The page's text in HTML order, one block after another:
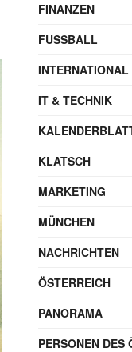
FINANZEN
FUSSBALL
INTERNATIONAL
IT & TECHNIK
KLATSCH
MARKETING
MÜNCHEN
NACHRICHTEN
ÖSTERREICH
PANORAMA
PERSONEN DES